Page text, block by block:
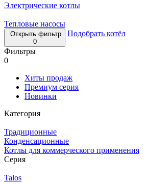
Электрические котлы
Тепловые насосы
Открыть фильтр
0
Подобрать котёл
Фильтры
0
Хиты продаж
Премиум серия
Новинки
Категория
Традиционные
Конденсационные
Котлы для коммерческого применения
Серия
Talos